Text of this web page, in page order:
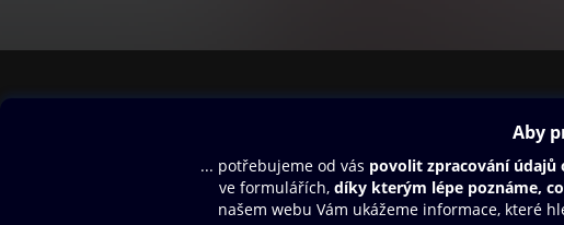
Aplikace a hry
SMS/MMS Info
Blog
Dárkový poukaz
Nápověda